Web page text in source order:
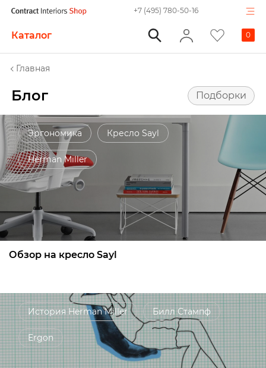
+7 (495) 780-50-16
0
Каталог
Главная
Блог Подборки
Эргономика Кресло Sayl
Herman Miller
Обзор на кресло Sayl
История Herman Miller Билл Стампф
Ergon